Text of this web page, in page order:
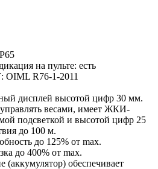
на пульте: есть
OIML R76-1-2011
дисплей высотой цифр 30 мм.
весами, имеет ЖКИ-
подсветкой и высотой цифр 25
до 100 м.
до 125% от max.
до 400% от max.
(аккумулятор) обеспечивает